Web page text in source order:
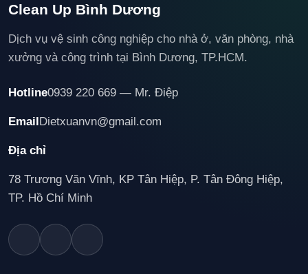
Clean Up Bình Dương
Dịch vụ vệ sinh công nghiệp cho nhà ở, văn phòng, nhà
xưởng và công trình tại Bình Dương, TP.HCM.
Hotline0939 220 669 — Mr. Điệp
EmailDietxuanvn@gmail.com
Địa chỉ
78 Trương Văn Vĩnh, KP Tân Hiệp, P. Tân Đông Hiệp,
TP. Hồ Chí Minh